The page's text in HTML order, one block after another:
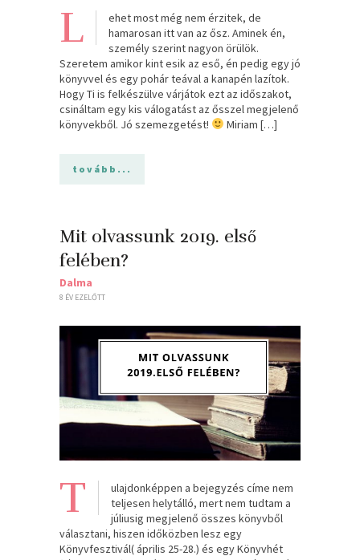
L
ehet most még nem érzitek, de
hamarosan itt van az ősz. Aminek én,
személy szerint nagyon örülök.
Szeretem amikor kint esik az eső, én pedig egy jó
könyvvel és egy pohár teával a kanapén lazítok.
Hogy Ti is felkészülve várjátok ezt az időszakot,
csináltam egy kis válogatást az ősszel megjelenő
könyvekből. Jó szemezgetést!
Miriam […]
tovább...
Mit olvassunk 2019. első
felében?
Dalma
8 ÉV EZELŐTT
T
ulajdonképpen a bejegyzés címe nem
teljesen helytálló, mert nem tudtam a
júliusig megjelenő összes könyvből
választani, hiszen időközben lesz egy
Könyvfesztivál( április 25-28.) és egy Könyvhét